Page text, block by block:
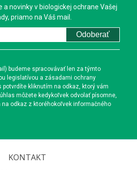
a novinky v biologickej ochrane Vašej
priamo na Váš mail.
Odoberať
budeme spracovávať len za týmto
legislatívou a zásadami ochrany
potvrdíte kliknutím na odkaz, ktorý vám
môžete kedykoľvek odvolať písomne,
odkaz z ktoréhokoľvek informačného
KONTAKT